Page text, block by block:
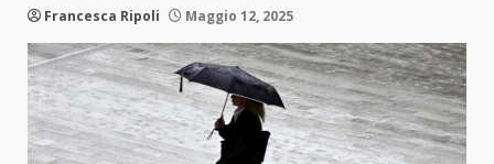
Francesca Ripoli Maggio 12, 2025